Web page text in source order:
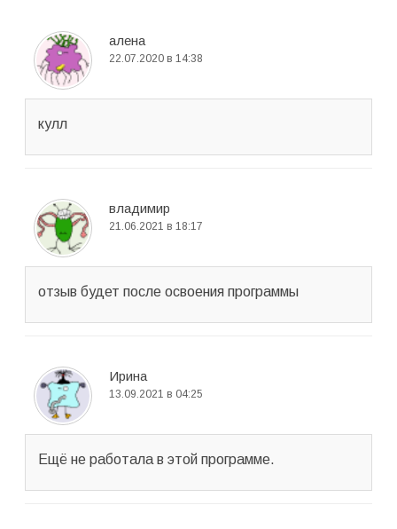
алена
22.07.2020 в 14:38
кулл
владимир
21.06.2021 в 18:17
отзыв будет после освоения программы
Ирина
13.09.2021 в 04:25
Ещё не работала в этой программе.